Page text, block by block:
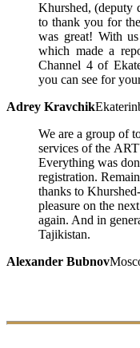
Khurshed, (deputy
to thank you for
was great! With
which made a
Channel 4 of
you can see for
Adrey Kravchik
We are a group of
services of the
Everything was
registration.
thanks to
pleasure on the
again. And in
Tajikistan.
Alexander Bubnov